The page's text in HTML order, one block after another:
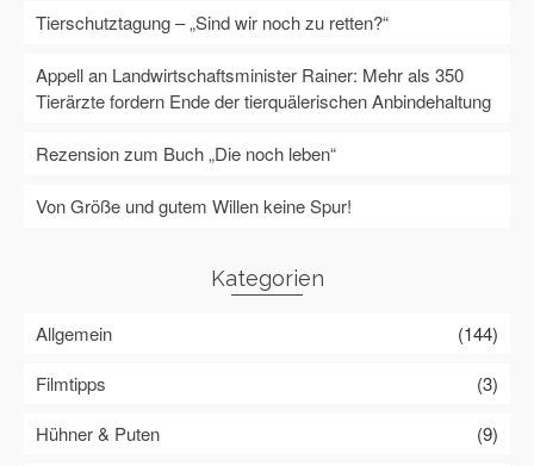
Tierschutztagung – „Sind wir noch zu retten?“
Appell an Landwirtschaftsminister Rainer: Mehr als 350
Tierärzte fordern Ende der tierquälerischen Anbindehaltung
Rezension zum Buch „Die noch leben“
Von Größe und gutem Willen keine Spur!
Kategorien
Allgemein
(144)
Filmtipps
(3)
Hühner & Puten
(9)